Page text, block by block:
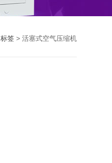
标签 > 活塞式空气压缩机